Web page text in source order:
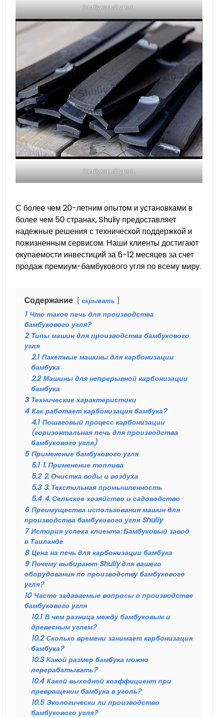
бамбуковый уголь
бамбуковый уголь
С более чем 20-летним опытом и установками в
более чем 50 странах, Shuliy предоставляет
надежные решения с технической поддержкой и
пожизненным сервисом. Наши клиенты достигают
окупаемости инвестиций за 6-12 месяцев за счет
продаж премиум-бамбукового угля по всему миру.
Содержание скрывать
1 Что такое печь для производства
бамбукового угля?
2 Типы машин для производства бамбукового
угля
2.1 Пакетные машины для карбонизации
бамбука
2.2 Машины для непрерывной карбонизации
бамбука
3 Технические характеристики
4 Как работает карбонизация бамбука?
4.1 Пошаговый процесс карбонизации
(горизонтальная печь для производства
бамбукового угля)
5 Применение бамбукового угля
5.1 1. Применение топлива
5.2 2. Очистка воды и воздуха
5.3 3. Текстильная промышленность
5.4 4. Сельское хозяйство и садоводство
6 Преимущества использования машин для
производства бамбукового угля Shuliy
7 История успеха клиента: Бамбуковый завод
в Таиланде
8 Цена на печь для карбонизации бамбука
9 Почему выбирают Shuliy для вашего
оборудования по производству бамбукового
угля?
10 Часто задаваемые вопросы о производстве
бамбукового угля
10.1 В чем разница между бамбуковым и
древесным углем?
10.2 Сколько времени занимает карбонизация
бамбука?
10.3 Какой размер бамбука можно
перерабатывать?
10.4 Какой выходной коэффициент при
превращении бамбука в уголь?
10.5 Экологически ли производство
бамбукового угля?